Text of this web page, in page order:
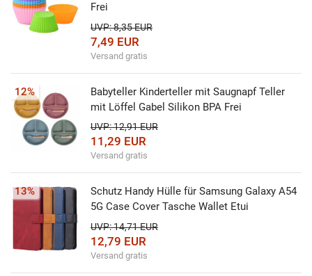
Frei
UVP: 8,35 EUR
7,49 EUR
Versand gratis
Babyteller Kinderteller mit Saugnapf Teller
mit Löffel Gabel Silikon BPA Frei
UVP: 12,91 EUR
11,29 EUR
Versand gratis
12%
Schutz Handy Hülle für Samsung Galaxy A54
5G Case Cover Tasche Wallet Etui
UVP: 14,71 EUR
12,79 EUR
Versand gratis
13%